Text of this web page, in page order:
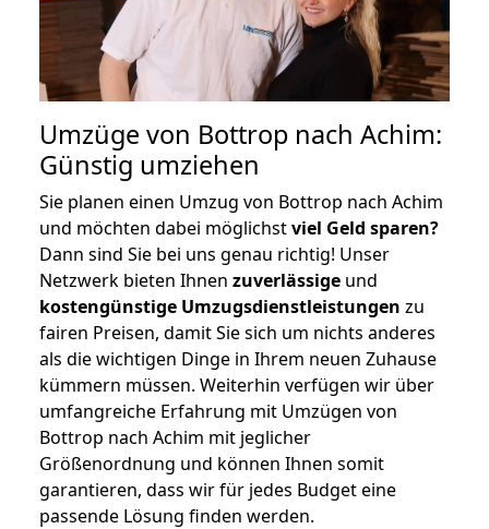
Umzüge von Bottrop nach Achim:
Günstig umziehen
Sie planen einen Umzug von Bottrop nach Achim
und möchten dabei möglichstviel Geld sparen?
Dann sind Sie bei uns genau richtig! Unser
Netzwerk bieten Ihnen zuverlässige und
kostengünstige Umzugsdienstleistungen zu
fairen Preisen, damit Sie sich um nichts anderes
als die wichtigen Dinge in Ihrem neuen Zuhause
kümmern müssen. Weiterhin verfügen wir über
umfangreiche Erfahrung mit Umzügen von
Bottrop nach Achim mit jeglicher
Größenordnung und können Ihnen somit
garantieren, dass wir für jedes Budget eine
passende Lösung finden werden.